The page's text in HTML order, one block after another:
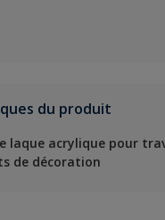
du produit
laque acrylique pour
de décoration